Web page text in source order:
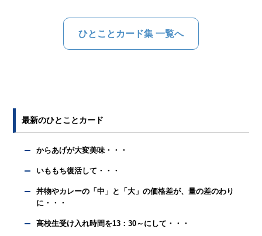
ひとことカード集 一覧へ
最新のひとことカード
からあげが大変美味・・・
いももち復活して・・・
丼物やカレーの「中」と「大」の価格差が、量の差のわり
に・・・
高校生受け入れ時間を13：30～にして・・・